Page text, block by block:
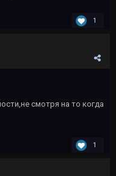
1
смотря на то когда
1